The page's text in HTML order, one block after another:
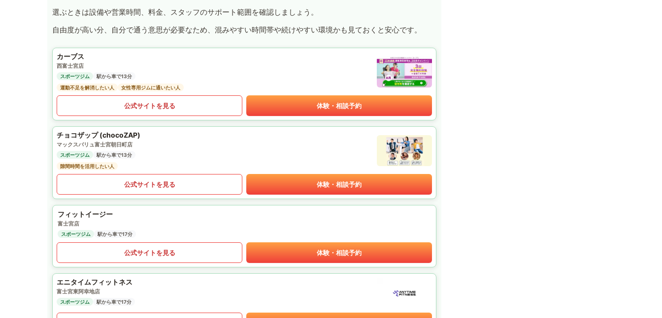
選ぶときは設備や営業時間、料金、スタッフのサポート範囲を確認しましょう。
自由度が高い分、自分で通う意思が必要なため、混みやすい時間帯や続けやすい環境かも見ておくと安心です。
カーブス
西富士宮店
スポーツジム
駅から車で13分
運動不足を解消したい人
女性専用ジムに通いたい人
公式サイトを見る 体験・相談予約
チョコザップ (chocoZAP)
マックスバリュ富士宮朝日町店
スポーツジム
駅から車で13分
隙間時間を活用したい人
公式サイトを見る 体験・相談予約
フィットイージー
富士宮店
スポーツジム 駅から車で17分
公式サイトを見る 体験・相談予約
エニタイムフィットネス
富士宮東阿幸地店
スポーツジム 駅から車で17分